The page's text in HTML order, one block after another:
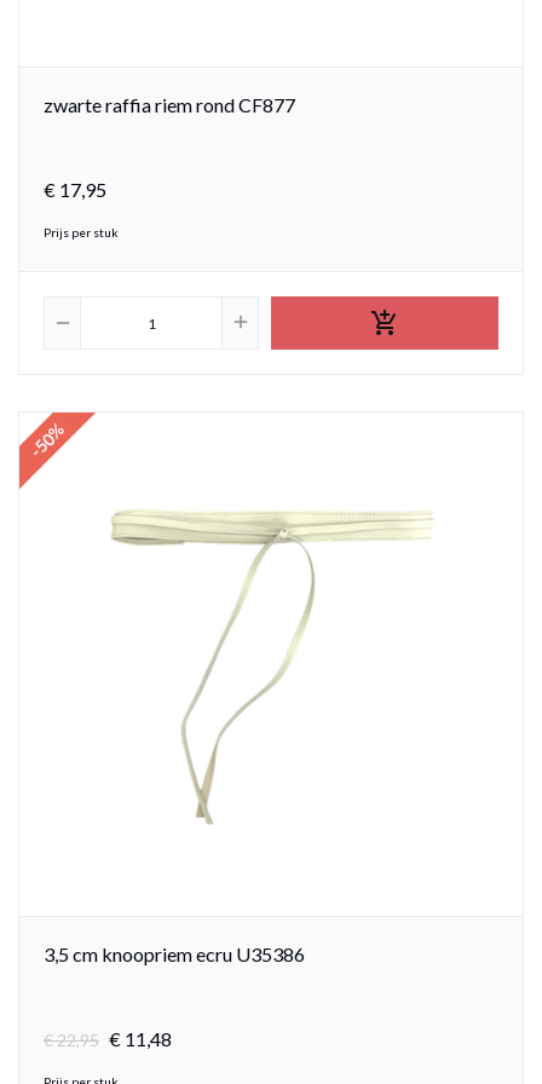
zwarte raffia riem rond CF877
€ 17,95
Prijs per stuk
remove add 
-50%
3,5 cm knoopriem ecru U35386
€22,95 € 11,48